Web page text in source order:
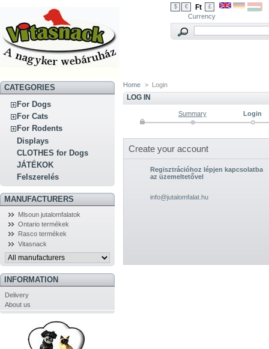
$ € Ft £
Currency
CATEGORIES
For Dogs
For Cats
For Rodents
Displays
CLOTHES for Dogs
JÁTÉKOK
Felszerelés
MANUFACTURERS
Mlsoun jutalomfalatok
Ontario termékek
Rasco termékek
Vitasnack
INFORMATION
Delivery
About us
Home > Login
LOG IN
Summary Login
Create your account
Regisztrációhoz lépjen kapcsolatba
az üzemeltetővel
info@jutalomfalat.hu